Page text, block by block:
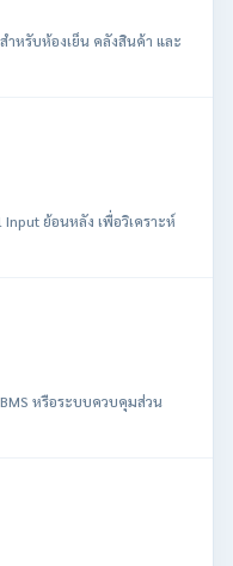
หรับห้องเย็น คลังสินค้า และ
ย้อนหลัง เพื่อวิเคราะห์
หรือระบบควบคุมส่วน